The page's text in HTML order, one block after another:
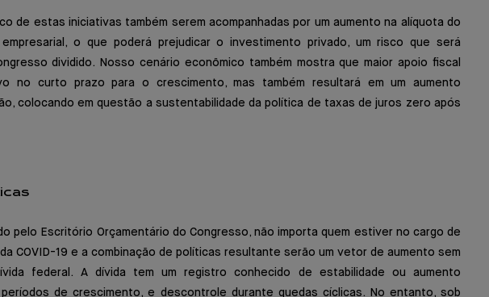
de estas iniciativas também serem acompanhadas por um aumento na alíquota do
o que poderá prejudicar o investimento privado, um risco que será
dividido. Nosso cenário econômico também mostra que maior apoio fiscal
no curto prazo para o crescimento, mas também resultará em um aumento
colocando em questão a sustentabilidade da política de taxas de juros zero após
pelo Escritório Orçamentário do Congresso, não importa quem estiver no cargo de
COVID-19 e a combinação de políticas resultante serão um vetor de aumento sem
federal. A dívida tem um registro conhecido de estabilidade ou aumento
de crescimento, e descontrole durante quedas cíclicas. No entanto, sob